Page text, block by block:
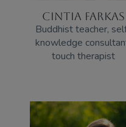
CINTIA FARKAS
Buddhist teacher,
knowledge
touch therapist